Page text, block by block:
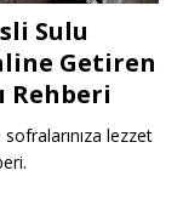
Sulu
Getiren
Rehberi
lezzet